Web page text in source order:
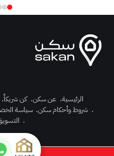
الرئيسية. عن سكن. كن شريكاً.
. شروط وأحكام سكن. سياسة
.